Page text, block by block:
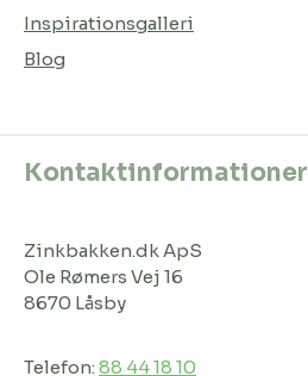
Inspirationsgalleri
Blog
Kontaktinformationer
Zinkbakken.dk ApS
Ole Rømers Vej 16
8670 Låsby
Telefon: 88 44 18 10